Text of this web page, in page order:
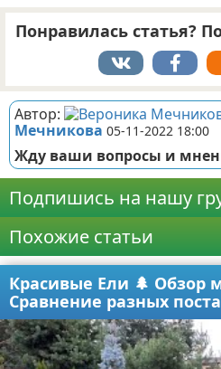
Понравилась статья?
Автор:
Мечникова 05-11-2022 18:00
Жду ваши вопросы и
Подпишись на нашу
Похожие статьи
Красивые Ели 🌲 Обзор
Сравнение разных